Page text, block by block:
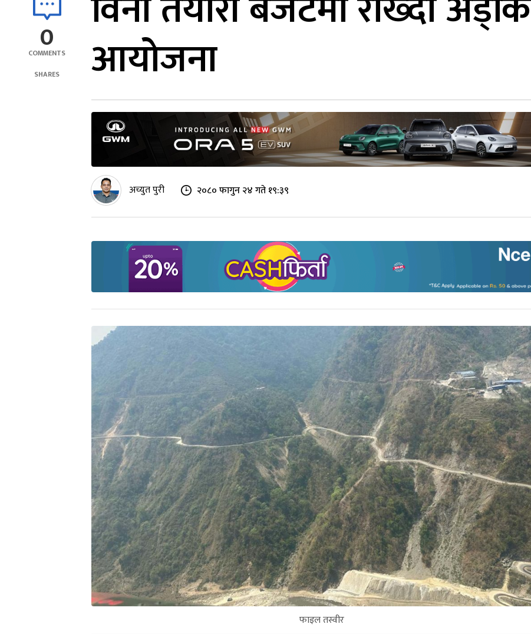
0
COMMENTS
SHARES
आयोजना
अच्युत पुरी २०८० फागुन २४ गते १९:३९
फाइल तस्वीर